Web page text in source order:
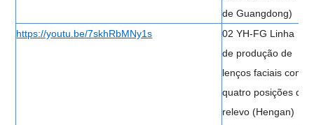
de Guangdong)
https://youtu.be/7skhRbMNy1s
02 YH-FG Linha
de produção de
lenços faciais com
quatro posições de
relevo (Hengan)